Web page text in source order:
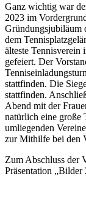
Ganz wichtig war
2023 im
Gründungsjubiläum
dem
älteste Tennisverein
gefeiert. Der
stattfinden. Die
stattfinden.
Abend mit der
natürlich eine große
umliegenden
zur Mithilfe bei den
Zum Abschluss der
Präsentation „Bilder